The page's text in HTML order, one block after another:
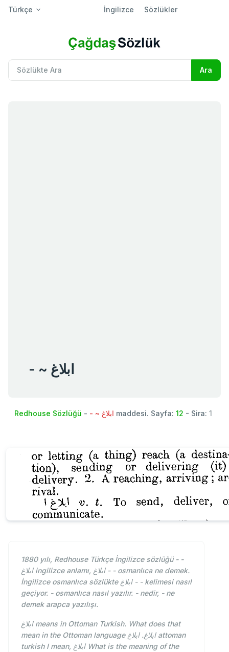
Türkçe İngilizce Sözlükler
- ~ ابلاغ
Redhouse Sözlüğü - - ~ ابلاغ maddesi. Sayfa: 12 - Sira: 1
1880 yılı, Redhouse Türkçe İngilizce sözlüğü - -
ابلاغ ingilizce anlamı, ابلاغ - - osmanlıca ne demek.
İngilizce osmanlıca sözlükte ابلاغ - - kelimesi nasıl
geçiyor. - osmanlıca nasıl yazılır. - nedir, - ne
demek arapca yazılışı.
ابلاغ means in Ottoman Turkish. What does that
mean in the Ottoman language ابلاغ. ابلاغ attoman
turkish I mean, ابلاغ What is the meaning of the